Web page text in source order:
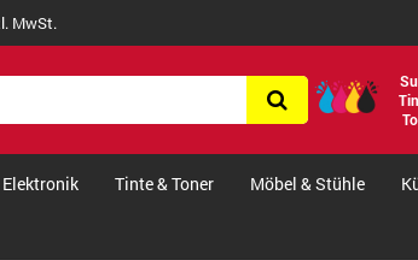
MwSt.
Elektronik Tinte & Toner Möbel & Stühle